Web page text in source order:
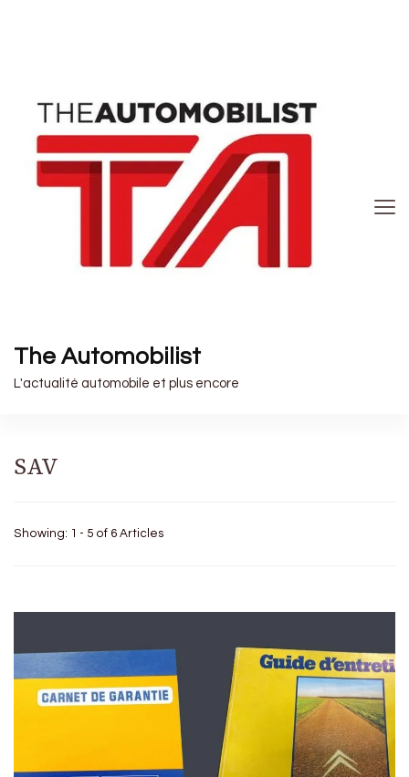
The Automobilist
L'actualité automobile et plus encore
SAV
Showing: 1 - 5 of 6 Articles